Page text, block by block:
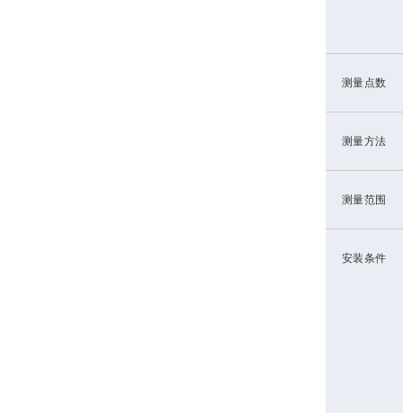
测量点数
测量方法
测量范围
安装条件